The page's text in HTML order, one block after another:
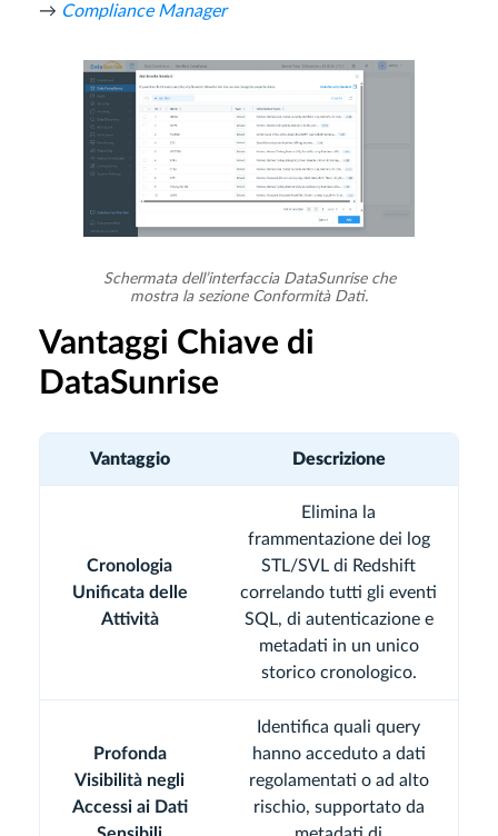
→ Compliance Manager
Schermata dell’interfaccia DataSunrise che
mostra la sezione Conformità Dati.
Vantaggi Chiave di
DataSunrise
Vantaggio Descrizione
Cronologia
Unificata delle
Attività
Elimina la
frammentazione dei log
STL/SVL di Redshift
correlando tutti gli eventi
SQL, di autenticazione e
metadati in un unico
storico cronologico.
Profonda
Visibilità negli
Accessi ai Dati
Identifica quali query
hanno acceduto a dati
regolamentati o ad alto
rischio, supportato da